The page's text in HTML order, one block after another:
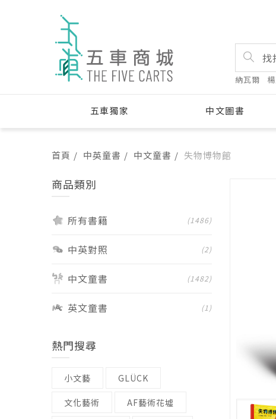
納瓦爾
五車獨家 中文圖書
首頁 中英童書 中文童書 失物博物館
商品類別
所有書籍 (1486)
中英對照 (2)
中文童書 (1482)
英文童書 (1)
熱門搜尋
小文藝 GLÜCK
文化藝術 AF藝術花墟